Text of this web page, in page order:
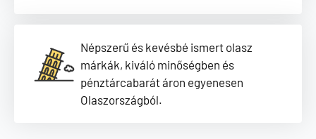
Népszerű és kevésbé ismert olasz
márkák, kiváló minőségben és
pénztárcabarát áron egyenesen
Olaszországból.